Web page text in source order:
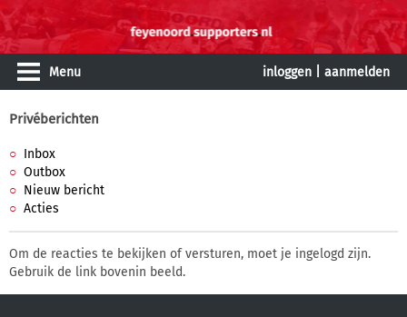
Menu inloggen aanmelden
Privéberichten
Inbox
Outbox
Nieuw bericht
Acties
Om de reacties te bekijken of versturen, moet je ingelogd zijn.
Gebruik de link bovenin beeld.